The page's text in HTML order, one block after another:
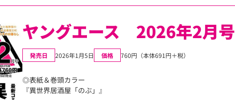
ヤングエース 2026年2月号
発売日 2026年1月5日 価格 760円（本体691円＋税）
◎表紙＆巻頭カラー
『異世界居酒屋「のぶ」』